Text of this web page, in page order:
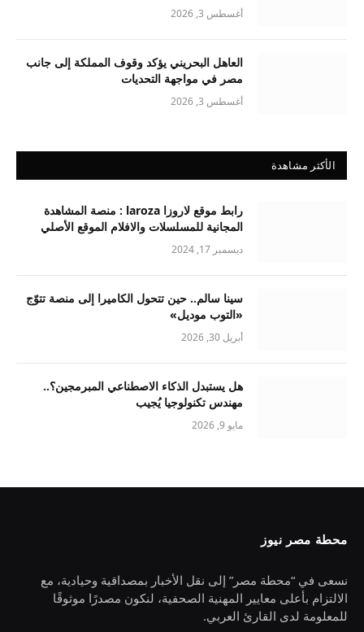
أغسطس 3, 2026
العاهل البحريني يؤكد وقوف المملكة إلى جانب
مصر في مواجهة التحديات
أغسطس 3, 2026
الأكثر مشاهدة
رابط موقع لاروزا laroza : منصة المشاهدة
المجانية للمسلسلات والافلام الموقع الأصلي
ديسمبر 17, 2024
سينا سالم.. حين تتحول الكاميرا إلى منصة تتوّج
«التوب موديل»
أبريل 30, 2026
هل يستبدل الذكاء الاصطناعي المبرمجين؟..
مهندس تكنولوجيا يُجيب
مايو 9, 2026
محطة مصر نيوز
نسعى في “محطة مصر” إلى نقل الأخبار بمصداقية وحيادية، مع
الالتزام بأعلى معايير المهنية الصحفية، لنكون مصدرًا موثوقًا
للمعلومة لدى القارئ العربي.